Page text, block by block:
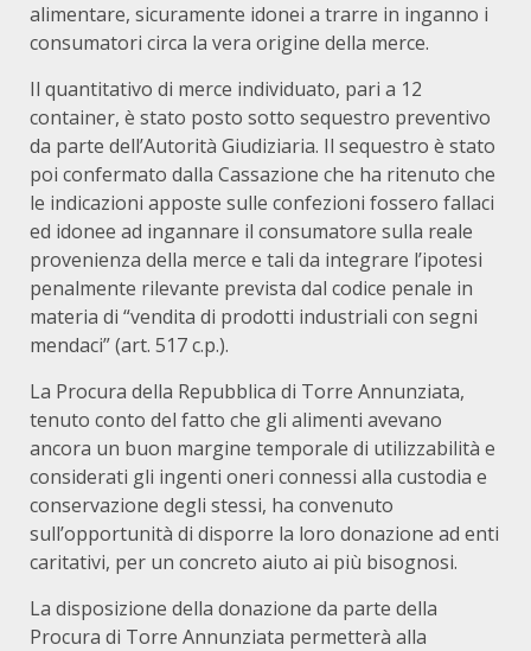
alimentare, sicuramente idonei a trarre in inganno i
consumatori circa la vera origine della merce.
Il quantitativo di merce individuato, pari a 12
container, è stato posto sotto sequestro preventivo
da parte dell’Autorità Giudiziaria. Il sequestro è stato
poi confermato dalla Cassazione che ha ritenuto che
le indicazioni apposte sulle confezioni fossero fallaci
ed idonee ad ingannare il consumatore sulla reale
provenienza della merce e tali da integrare l’ipotesi
penalmente rilevante prevista dal codice penale in
materia di “vendita di prodotti industriali con segni
mendaci” (art. 517 c.p.).
La Procura della Repubblica di Torre Annunziata,
tenuto conto del fatto che gli alimenti avevano
ancora un buon margine temporale di utilizzabilità e
considerati gli ingenti oneri connessi alla custodia e
conservazione degli stessi, ha convenuto
sull’opportunità di disporre la loro donazione ad enti
caritativi, per un concreto aiuto ai più bisognosi.
La disposizione della donazione da parte della
Procura di Torre Annunziata permetterà alla